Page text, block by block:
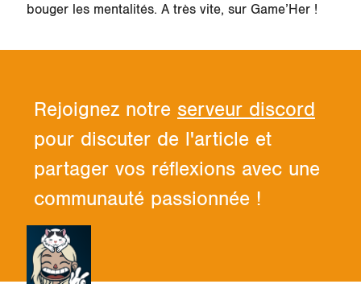
bouger les mentalités. A très vite, sur Game’Her !
Rejoignez notre serveur discord
pour discuter de l'article et
partager vos réflexions avec une
communauté passionnée !